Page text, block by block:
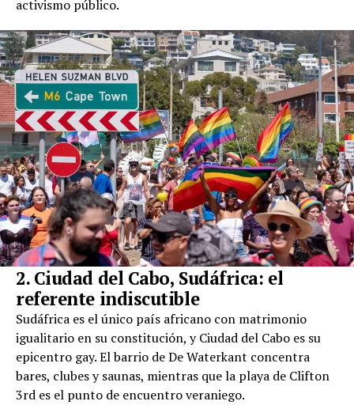
activismo público.
2. Ciudad del Cabo, Sudáfrica: el
referente indiscutible
Sudáfrica es el único país africano con matrimonio
igualitario en su constitución, y Ciudad del Cabo es su
epicentro gay. El barrio de De Waterkant concentra
bares, clubes y saunas, mientras que la playa de Clifton
3rd es el punto de encuentro veraniego.